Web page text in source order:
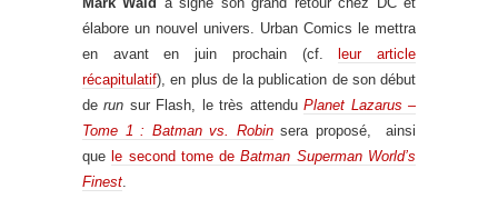
élabore un nouvel univers. Urban Comics le mettra
en avant en juin prochain (cf.
leur article
récapitulatif), en plus de la publication de son début
derun sur Flash, le très attenduPlanet Lazarus –
Tome 1 : Batman vs. Robinsera proposé, ainsi
que le second tome deBatman Superman World’s
Finest.